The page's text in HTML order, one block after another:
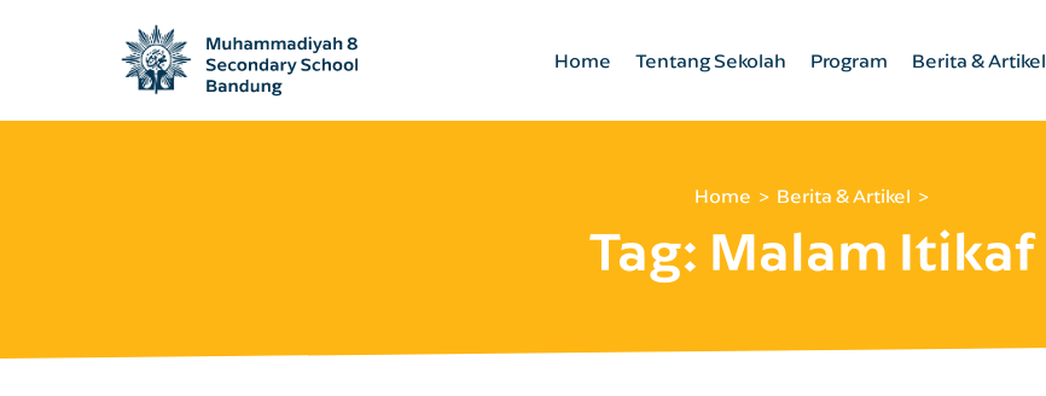
Home Tentang Sekolah Program Berita & Artikel
Home Berita & Artikel
Tag: Malam Itikaf